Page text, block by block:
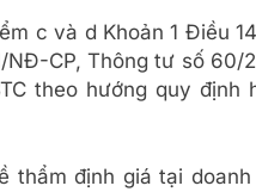
c và d Khoản 1 Điều
NĐ-CP, Thông tư số 60/
theo hướng quy
thẩm định giá tại